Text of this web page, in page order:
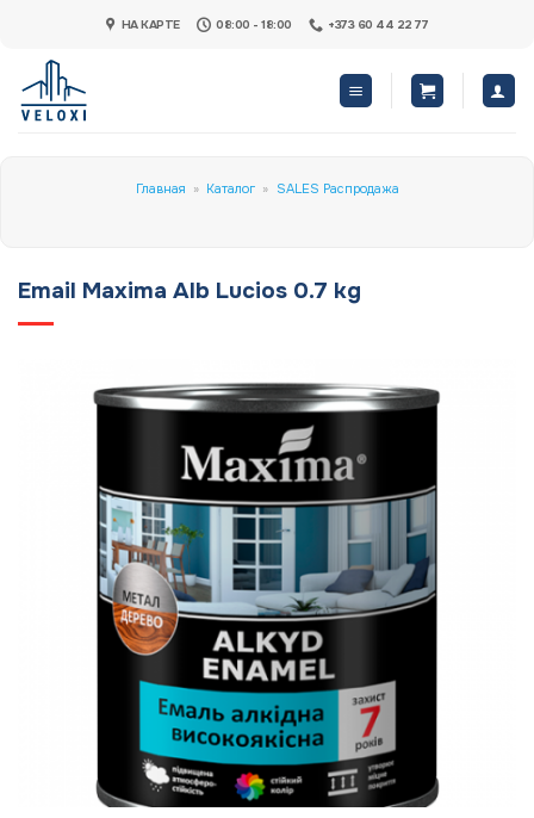
content
НА КАРТЕ 08:00 - 18:00 +373 60 44 22 77
Главная » Каталог » SALES Распродажа
Email Maxima Alb Lucios 0.7 kg